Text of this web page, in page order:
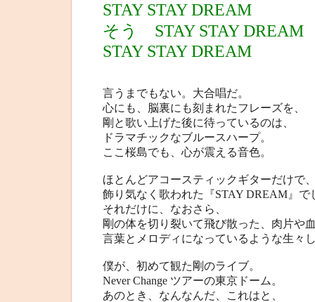
STAY STAY DREAM
そう STAY STAY DREAM
STAY STAY DREAM
言うまでもない。大合唱だ。
心にも、脳裏にも刻まれたフレーズを、
剛と歌い上げた後に待っているのは、
ドラマチックなブルースハープ。
ここ桜島でも、心が震える音色。
ほとんどアコースティックギターだけで
飾り気なく歌われた『STAY DREAM』で
それだけに、なおさら、
剛の体を切り裂いて飛び散った、肉片や
言葉とメロディになっているような生々
僕が、初めて観た剛のライブ。
Never Change ツアーの東京ドーム。
あのとき、なんなんだ、これはと、